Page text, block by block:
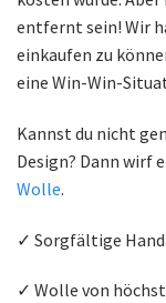
entfernt sein! Wir
einkaufen zu
eine Win-Win-
Kannst du nicht
Design? Dann wirf
Wolle.
✓ Sorgfältige
✓ Wolle von